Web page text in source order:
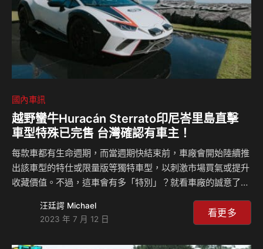
國內車訊
越野蠻牛Huracán Sterrato印尼峇里島直擊
車型特殊已完售 台灣確認有車主！
每款車都有生命週期，而當週期快結束前，車廠會開始陸續推
出該車型的特仕或限量版等獨特車型，以刺激市場買氣或提升
收藏價值。不過，這車會有多「特別」？就看車廠的誠意了。
Huracán(俗稱小牛)的後繼車型已確認於明年(2024年)問世，
但在這兩、三年裡不僅推出了堪稱道路版賽車的Huracán
汪廷諤 Michael
2023 年 7 月 12 日
看更多